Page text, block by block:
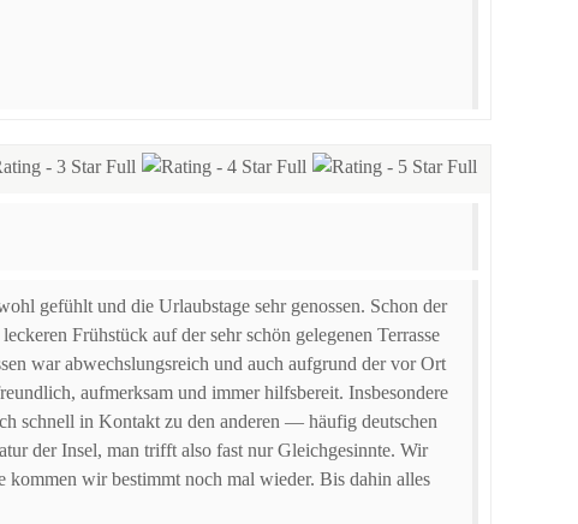
gefühlt und die Urlaubstage sehr genossen. Schon der
Frühstück auf der sehr schön gelegenen Terrasse
war abwechslungsreich und auch aufgrund der vor Ort
aufmerksam und immer hilfsbereit. Insbesondere
schnell in Kontakt zu den anderen — häufig deutschen
der Insel, man trifft also fast nur Gleichgesinnte. Wir
kommen wir bestimmt noch mal wieder. Bis dahin alles